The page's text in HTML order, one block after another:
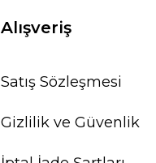
Alışveriş
Satış Sözleşmesi
Gizlilik ve Güvenlik